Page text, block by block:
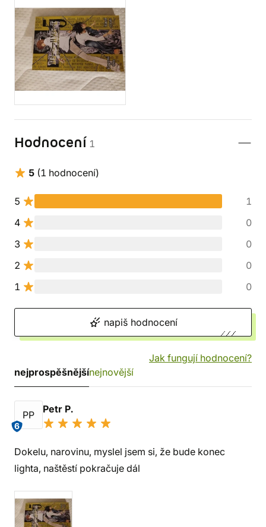
Hodnocení 1
5 (1 hodnocení)
5
1
4
0
3
0
2
0
1
0
napiš hodnocení
Jak fungují hodnocení?
nejprospěšnějšínejnovější
PP
6
Petr P.
Dokelu, narovinu, myslel jsem si, že bude konec
lighta, naštěstí pokračuje dál